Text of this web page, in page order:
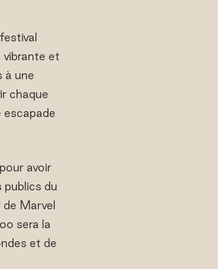
vibrante et
à une
chaque
avoir
du
de Marvel
sera la
et de